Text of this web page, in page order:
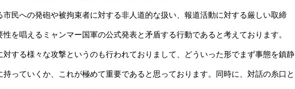
市民への発砲や被拘束者に対する非人道的な扱い、報道活動に対する厳しい取締
を唱えるミャンマー国軍の公式発表と矛盾する行動であると考えております。
対する様々な攻撃というのも行われておりまして、どういった形でまず事態を鎮静
っていくか、これが極めて重要であると思っております。同時に、対話の糸口と